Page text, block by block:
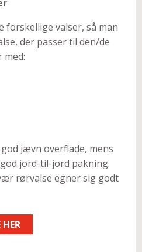
forskellige valser, så man
der passer til den/de
med:
jævn overflade, mens
jord-til-jord pakning.
rørvalse egner sig godt